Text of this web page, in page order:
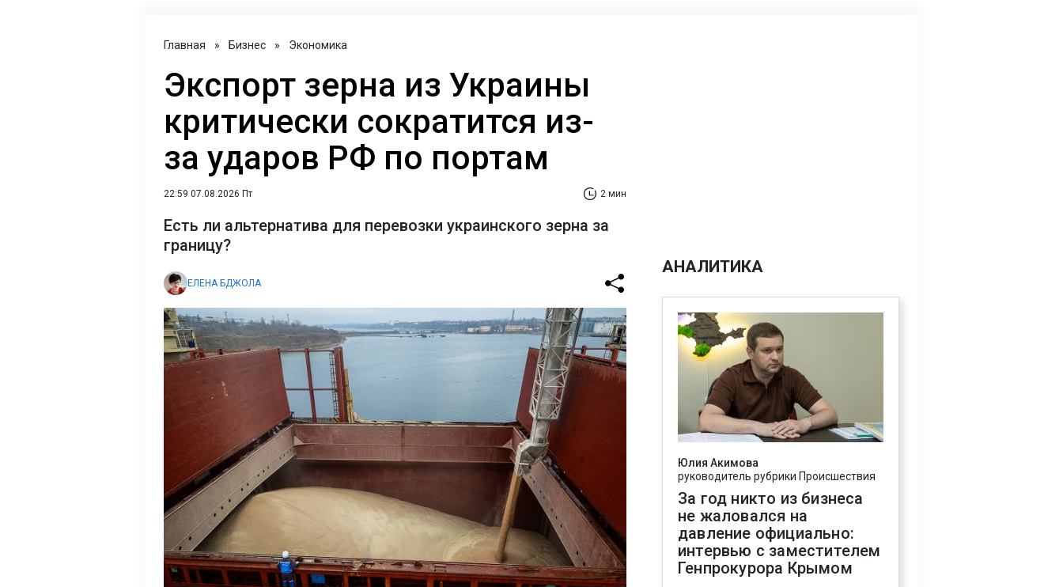
Главная » Бизнес » Экономика
Экспорт зерна из Украины
критически сократится из-
за ударов РФ по портам
22:59 07.08.2026 Пт 2 мин
Есть ли альтернатива для перевозки украинского зерна за
границу?
ЕЛЕНА БДЖОЛА
АНАЛИТИКА
Юлия Акимова
руководитель рубрики Происшествия
За год никто из бизнеса
не жаловался на
давление официально:
интервью с заместителем
Генпрокурора Крымом